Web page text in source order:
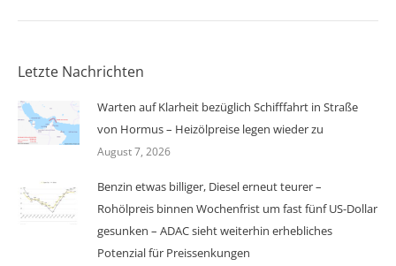
Letzte Nachrichten
Warten auf Klarheit bezüglich Schifffahrt in Straße
von Hormus – Heizölpreise legen wieder zu
August 7, 2026
Benzin etwas billiger, Diesel erneut teurer –
Rohölpreis binnen Wochenfrist um fast fünf US-Dollar
gesunken – ADAC sieht weiterhin erhebliches
Potenzial für Preissenkungen